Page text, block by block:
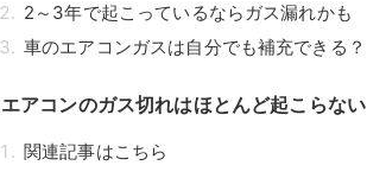
2～3年で起こっているならガス漏れかも
車のエアコンガスは自分でも補充できる？
エアコンのガス切れはほとんど起こらない
関連記事はこちら